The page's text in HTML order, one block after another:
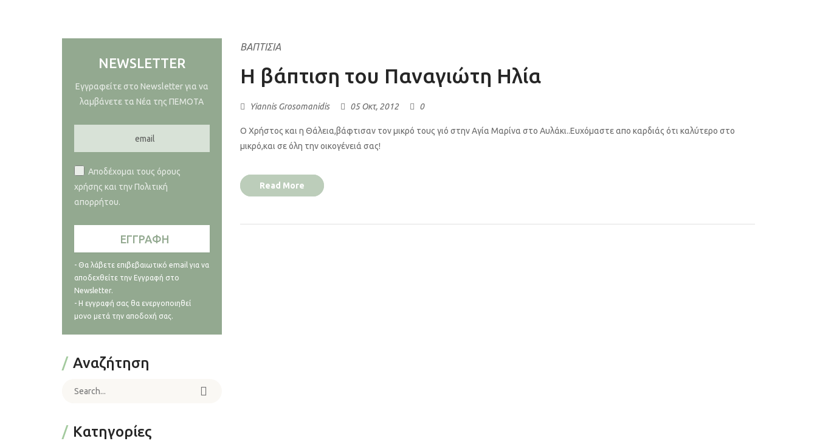
ΒΑΠΤΊΣΙΑ
H βάπτιση του Παναγιώτη Ηλία
Yiannis Grosomanidis 05 Οκτ, 2012 0
Ο Xρήστος και η Θάλεια,βάφτισαν τον μικρό τους γιό στην Αγία Μαρίνα στο Αυλάκι..Ευχόμαστε απο καρδιάς ότι καλύτερο στο
μικρό,και σε όλη την οικογένειά σας!
Read More
NEWSLETTER
Εγγραφείτε στο Newsletter για να
λαμβάνετε τα Νέα της ΠΕΜΟΤΑ
Αποδέχομαι τους όρους
χρήσης και την Πολιτική
απορρήτου.
- Θα λάβετε επιβεβαιωτικό email για να
αποδεχθείτε την Εγγραφή στο
Newsletter.
- Η εγγραφή σας θα ενεργοποιηθεί
μονο μετά την αποδοχή σας.
Αναζήτηση
Search for:
Kατηγορίες